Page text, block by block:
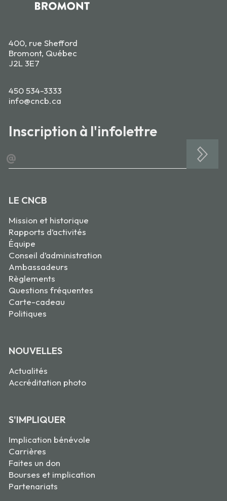
400, rue Shefford
Bromont, Québec
J2L 3E7
450 534-3333
info@cncb.ca
Inscription à l'infolettre
@
LE CNCB
Mission et historique
Rapports d’activités
Équipe
Conseil d’administration
Ambassadeurs
Règlements
Questions fréquentes
Carte-cadeau
Politiques
NOUVELLES
Actualités
Accréditation photo
S'IMPLIQUER
Implication bénévole
Carrières
Faites un don
Bourses et implication
Partenariats